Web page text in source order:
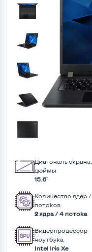
Диагональ экрана,
дюймы
15.6"
Количество ядер /
потоков
2 ядра / 4 потока
Видеопроцессор
ноутбука
Intel Iris Xe